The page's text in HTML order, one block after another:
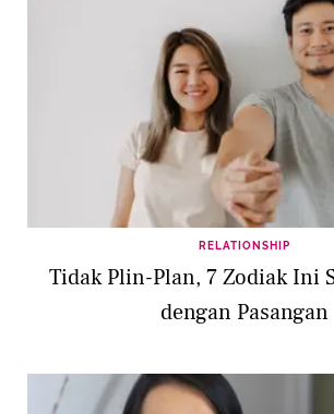
RELATIONSHIP
Tidak Plin-Plan, 7 Zodiak Ini
dengan Pasangan